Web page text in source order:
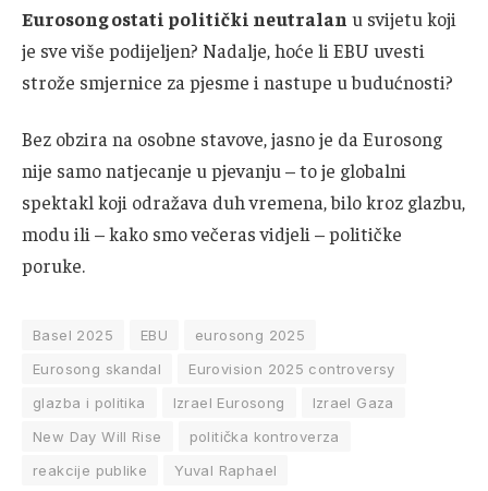
Eurosong ostati politički neutralan u svijetu koji
je sve više podijeljen? Nadalje, hoće li EBU uvesti
strože smjernice za pjesme i nastupe u budućnosti?
Bez obzira na osobne stavove, jasno je da Eurosong
nije samo natjecanje u pjevanju – to je globalni
spektakl koji odražava duh vremena, bilo kroz glazbu,
modu ili – kako smo večeras vidjeli – političke
poruke.
Basel 2025 EBU
eurosong 2025
Eurosong skandal
Eurovision 2025 controversy
glazba i politika
Izrael Eurosong
Izrael Gaza
New Day Will Rise
politička kontroverza
reakcije publike
Yuval Raphael